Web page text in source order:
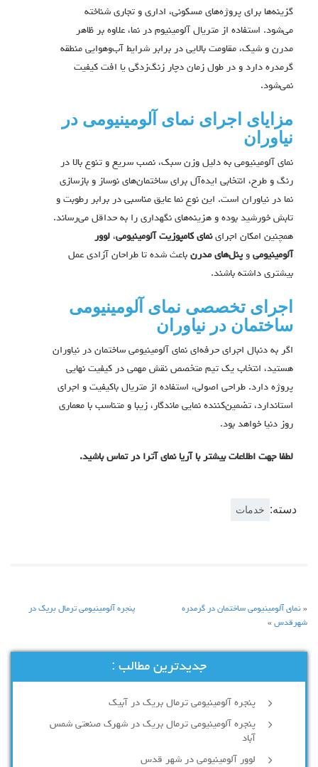
گزینه‌ها برای پروژه‌های مسکونی، اداری و تجاری شناخته
می‌شود. استفاده از متریال آلومینیوم در نما، علاوه بر ظاهر
مدرن و شیک، مقاومت بالایی در برابر شرایط آب‌وهوایی منطقه
گرمدره دارد و در طول زمان دچار زنگ‌زدگی یا افت کیفیت
نمی‌شود.
مزایای اجرای نمای آلومینیومی در
نیاوران
نمای آلومینیومی به دلیل وزن سبک، نصب سریع و تنوع بالا در
رنگ و طرح، انتخابی ایده‌آل برای ساختمان‌های نوساز و بازسازی
نما در نیاوران است. این نوع نما عایق مناسبی در برابر رطوبت و
تابش خورشید بوده و هزینه‌های نگهداری را به حداقل می‌رساند.
همچنین امکان اجراینمای کامپوزیت آلومینیومی، لوور
آلومینیومی و پنل‌های مدرن باعث شده تا طراحان آزادی عمل
بیشتری داشته باشند.
اجرای تخصصی نمای آلومینیومی
ساختمان در نیاوران
اگر به دنبال اجرای حرفه‌ای نمای آلومینیومی ساختمان در نیاوران
هستید، انتخاب یک تیم متخصص نقش مهمی در کیفیت نهایی
پروژه دارد. طراحی اصولی، استفاده از متریال باکیفیت و اجرای
استاندارد، تضمین‌کننده نمایی ماندگار، زیبا و متناسب با معماری
روز دنیا خواهد بود.
لطفا جهت اطلاعات بیشتر با آریا نمای آترا در تماس باشید.
دسته: خدمات
« نمای آلومینیومی ساختمان در گرمدره
پنجره آلومینیومی ترمال بریک در
شهرقدس »
جدیدترین مطالب :
پنجره آلومینیومی ترمال بریک در آبیک
پنجره آلومینیومی ترمال بریک در شهرک صنعتی شمس
آباد
لوور آلومینیومی در شهر قدس